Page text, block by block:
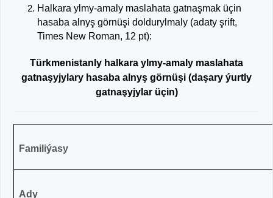
Halkara ylmy-amaly maslahata gatnaşmak üçin
hasaba alnyş görnüşi doldurylmaly (adaty şrift,
Times New Roman, 12 pt):
Türkmenistanly halkara ylmy-amaly maslahata
gatnaşyjylary hasaba alnyş görnüşi (daşary ýurtly
gatnaşyjylar üçin)
Familiýasy
Ady